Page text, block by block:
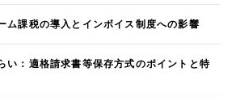
ム課税の導入とインボイス制度への影響
い：適格請求書等保存方式のポイントと特